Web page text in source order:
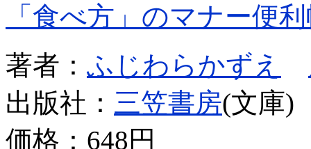
「食べ方」のマナー便
著者： ふじわらかずえ
出版社： 三笠書房(文庫)
価格： 648円